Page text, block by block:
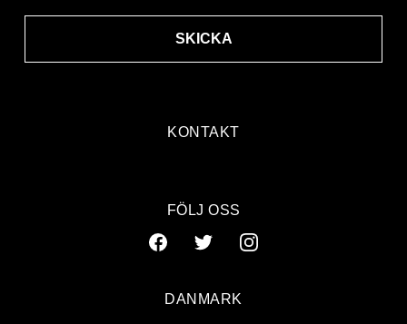
KONTAKT
SKICKA
FÖLJ OSS
DANMARK